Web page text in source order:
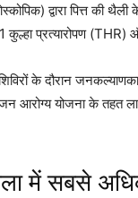
द्वारा पित्त
प्रत्यारोपण (THR)
के दौरान
आरोग्य योजना के तहत
में सबसे